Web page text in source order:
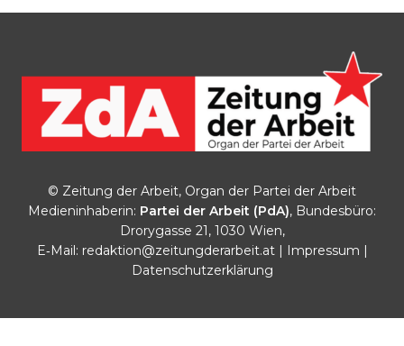
© Zeitung der Arbeit, Organ der Partei der Arbeit
Medieninhaberin: Partei der Arbeit (PdA), Bundesbüro:
Drorygasse 21, 1030 Wien,
E‑Mail: redaktion@zeitungderarbeit.at| Impressum |
Datenschutzerklärung